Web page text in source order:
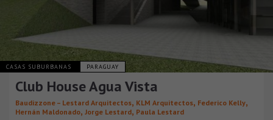
CASAS SUBURBANAS PARAGUAY
Club House Agua Vista
Baudizzone – Lestard Arquitectos, KLM Arquitectos, Federico Kelly,
Hernán Maldonado, Jorge Lestard, Paula Lestard